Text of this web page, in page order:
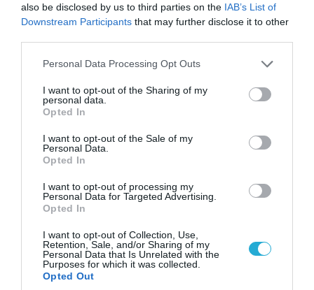
also be disclosed by us to third parties on the IAB’s List of
Downstream Participants that may further disclose it to other
Please note that this website/app uses one or more Google
not limited to your visit or usage behaviour. You may click to
grant or deny consent to Google and its third-party tags to
use your data for below specified purposes in below Google
consent section.
Personal Data Processing Opt Outs
I want to opt-out of the Sharing of my
personal data.
Opted In
I want to opt-out of the Sale of my
Personal Data.
Opted In
I want to opt-out of processing my
Personal Data for Targeted Advertising.
Opted In
I want to opt-out of Collection, Use,
Retention, Sale, and/or Sharing of my
Personal Data that Is Unrelated with the
Purposes for which it was collected.
Opted Out
«Η απόλυτη τραγωδία»: Η «αιχμηρή» ανάρτηση
του Αρκά για τα τατουάζ (φωτο)
Βίντεο: Ρωσική βόμβα FAB-3000 «εξαφανίζει
από τον χάρτη» σημείο διέλευσης των
ουκρανικών δυνάμεων στην Ζαπορίζια